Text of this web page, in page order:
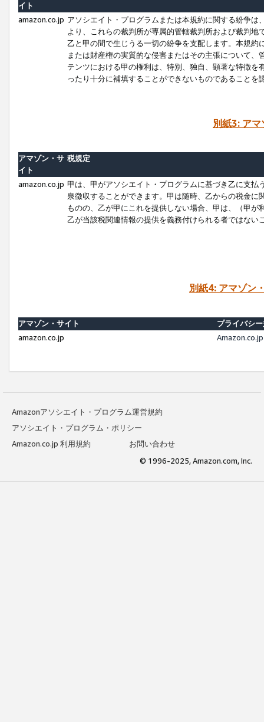
イト
amazon.co.jp アソシエイト・プログラムまたは本規約に関する紛争
より、これらの裁判所が専属的管轄裁判所および裁判
乙と甲の間で生じうる一切の紛争を支配します。本規
または財産権の実質的な侵害またはその主張について
テンツにおける甲の権利は、特別、独自、顕著な特徴
ったり十分に補填することができないものであることを
別紙3: ア
アマゾン・サ
イト
税規定
amazon.co.jp 甲は、甲がアソシエイト・プログラムに基づき乙に支
泉徴収することができます。甲は随時、乙からの税金
ものの、乙が甲にこれを提供しない場合、甲は、（甲
乙が当該税関連情報の提供を義務付けられる者ではな
別紙4: アマゾン
アマゾン・サイト
プライバシ
amazon.co.jp
Amazonアソシエイト・プログラム運営規約
アソシエイト・プログラム・ポリシー
Amazon.co.jp 利用規約
お問い合わせ
© 1996-2025, Amazon.com, Inc.